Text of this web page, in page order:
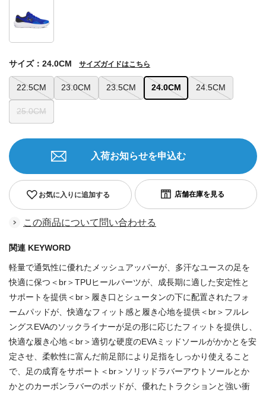
22.5CM 23.0CM 23.5CM 24.0CM 24.5CM
25.0CM
サイズ：24.0CM サイズガイドはこちら
お気に入りに追加する
入荷お知らせを申込む
この商品について問い合わせる
関連 KEYWORD
軽量で通気性に優れたメッシュアッパーが、多汗なユースの足を
快適に保つ＜br＞TPUヒールパーツが、成長期に適した安定性と
サポートを提供＜br＞履き口とシュータンの下に配置されたフォ
ームパッドが、快適なフィット感と履き心地を提供＜br＞フルレ
ングスEVAのソックライナーが足の形に応じたフィットを提供し、
快適な履き心地＜br＞適切な硬度のEVAミッドソールがかかとを安
定させ、柔軟性に富んだ前足部により足指をしっかり使えること
で、足の成育をサポート＜br＞ソリッドラバーアウトソールとか
かとのカーボンラバーのポッドが、優れたトラクションと強い衝